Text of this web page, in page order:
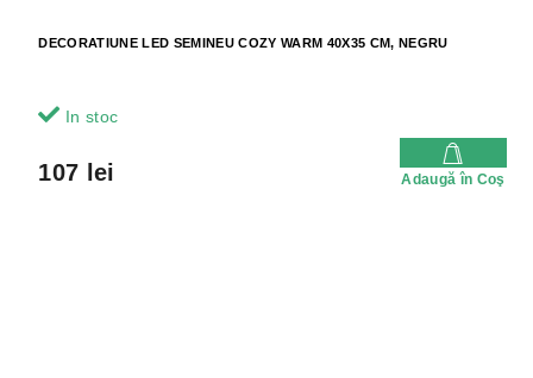
DECORATIUNE LED SEMINEU COZY WARM 40X35 CM, NEGRU
In stoc
107 lei Adaugă în Coş